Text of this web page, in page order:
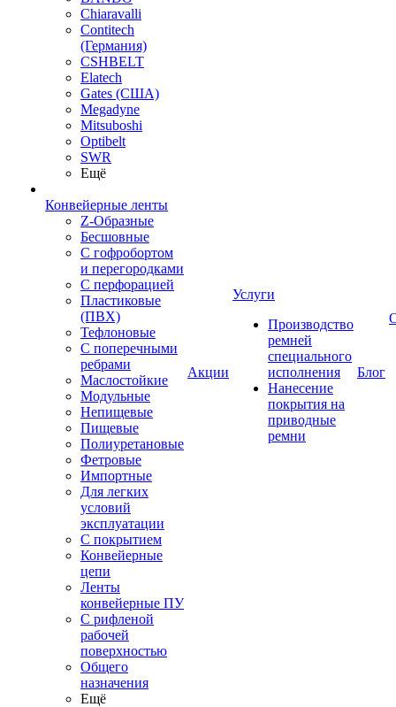
Chiaravalli
Contitech
(Германия)
CSHBELT
Elatech
Gates (США)
Megadyne
Mitsuboshi
Optibelt
SWR
Ещё
Конвейерные ленты
Z-Образные
Бесшовные
С гофробортом
и перегородками
С перфорацией
Пластиковые
(ПВХ)
Тефлоновые
С поперечными
ребрами
Маслостойкие
Модульные
Непищевые
Пищевые
Полиуретановые
Фетровые
Импортные
Для легких
условий
эксплуатации
С покрытием
Конвейерные
цепи
Ленты
конвейерные ПУ
С рифленой
рабочей
поверхностью
Общего
назначения
Ещё
Акции
Услуги
Производство
ремней
специального
исполнения
Нанесение
покрытия на
приводные
ремни
Блог